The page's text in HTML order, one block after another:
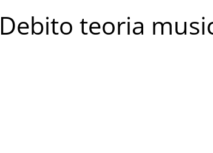
Debito teoria